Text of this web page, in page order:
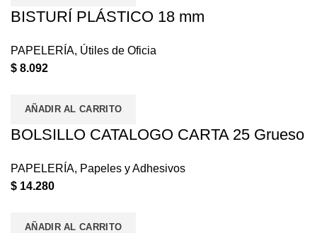
BISTURÍ PLÁSTICO 18 mm
PAPELERÍA, Útiles de Oficia
$ 8.092
AÑADIR AL CARRITO
BOLSILLO CATALOGO CARTA 25 Grueso
PAPELERÍA, Papeles y Adhesivos
$ 14.280
AÑADIR AL CARRITO